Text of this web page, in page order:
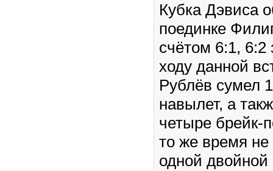
Кубка Дэвиса
поединке
счётом 6:1, 6:2
ходу данной
Рублёв сумел
навылет, а
четыре брейк-
то же время
одной